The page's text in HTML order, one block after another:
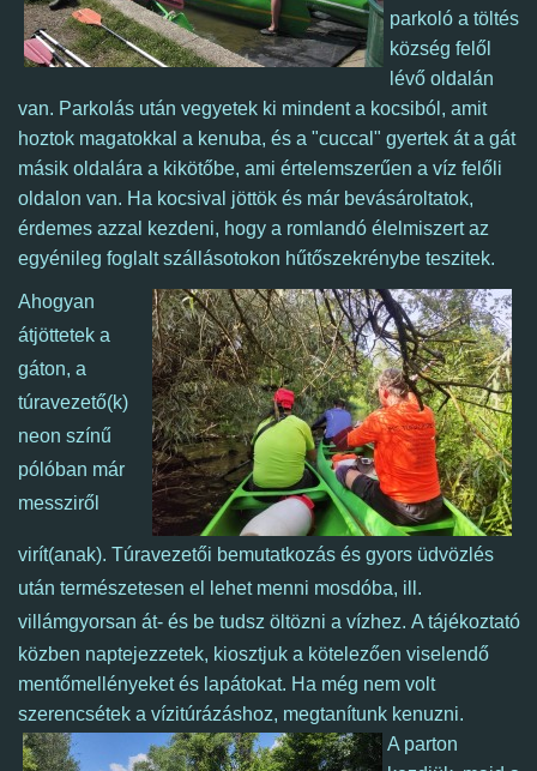
parkoló a töltés
község felől
lévő oldalán
van. Parkolás után vegyetek ki mindent a kocsiból, amit
hoztok magatokkal a kenuba, és a "cuccal" gyertek át a gát
másik oldalára a kikötőbe, ami értelemszerűen a víz felőli
oldalon van. Ha kocsival jöttök és már bevásároltatok,
érdemes azzal kezdeni, hogy a romlandó élelmiszert az
egyénileg foglalt szállásotokon hűtőszekrénybe teszitek.
Ahogyan
átjöttetek a
gáton, a
túravezető(k)
neon színű
pólóban már
messziről
virít(anak). Túravezetői bemutatkozás és gyors üdvözlés
után természetesen el lehet menni mosdóba, ill.
villámgyorsan át- és be tudsz öltözni a vízhez. A tájékoztató
közben naptejezzetek, kiosztjuk a kötelezően viselendő
mentőmellényeket és lapátokat. Ha még nem volt
szerencsétek a vízitúrázáshoz, megtanítunk kenuzni.
A parton